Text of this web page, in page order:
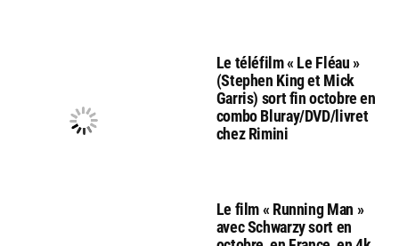
Le téléfilm « Le Fléau »
(Stephen King et Mick
Garris) sort fin octobre en
combo Bluray/DVD/livret
chez Rimini
Le film « Running Man »
avec Schwarzy sort en